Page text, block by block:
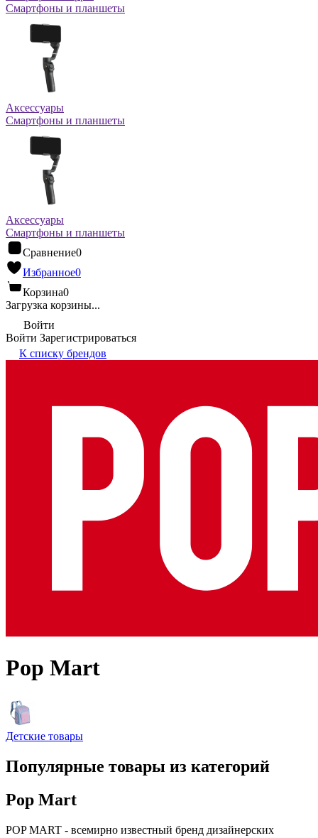
Смартфоны и планшеты
Аксессуары
Смартфоны и планшеты
Аксессуары
Смартфоны и планшеты
Сравнение0
Избранное0
Корзина0
Загрузка корзины...
Войти
Войти Зарегистрироваться
К списку брендов
Pop Mart
Детские товары
Популярные товары из категорий
Pop Mart
POP MART - всемирно известный бренд дизайнерских